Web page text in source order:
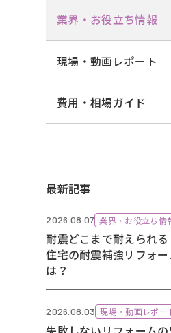
業界・お役立ち情報
現場・動画レポート
費用・相場ガイド
最新記事
2026.08.07 業界・お役立ち情
耐震どこまで耐えられ
住宅の耐震補強リフォー
は？
2026.08.03 現場・動画レポー